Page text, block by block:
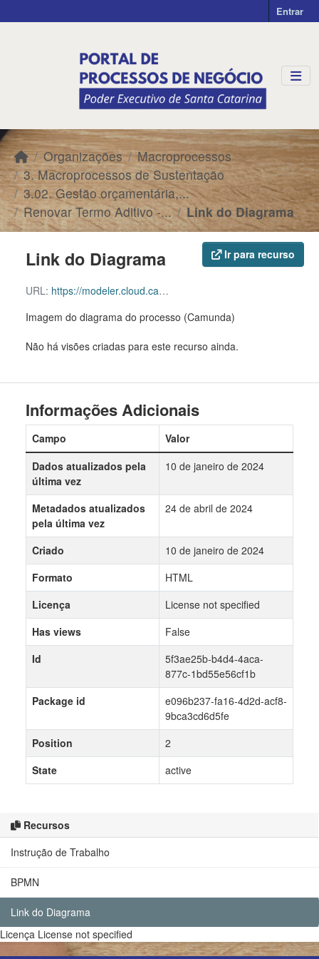
Entrar
Organizações
Macroprocessos
3. Macroprocessos de Sustentação
3.02. Gestão orçamentária,...
Renovar Termo Aditivo -...
Link do Diagrama
Ir para recurso
Link do Diagrama
URL: https://modeler.cloud.camunda.io/share/36243cae-9ff0-4ca8-b265-cc183ccca33f
Imagem do diagrama do processo (Camunda)
Não há visões criadas para este recurso ainda.
Recursos
Instrução de Trabalho
BPMN
Link do Diagrama
Licença License not specified
Informações Adicionais
Campo
Valor
Dados atualizados pela
última vez
10 de janeiro de 2024
Metadados atualizados
pela última vez
24 de abril de 2024
Criado
10 de janeiro de 2024
Formato
HTML
Licença
License not specified
Has views
False
Id
5f3ae25b-b4d4-4aca-
877c-1bd55e56cf1b
Package id
e096b237-fa16-4d2d-acf8-
9bca3cd6d5fe
Position
2
State
active